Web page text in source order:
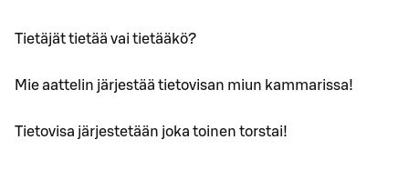
Tietäjät tietää vai tietääkö?
Mie aattelin järjestää tietovisan miun kammarissa!
Tietovisa järjestetään joka toinen torstai!